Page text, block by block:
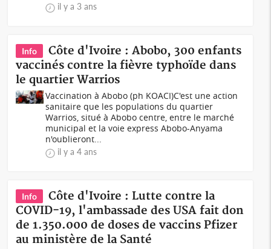
il y a 3 ans
Info
Côte d'Ivoire : Abobo, 300 enfants
vaccinés contre la fièvre typhoïde dans
le quartier Warrios
Vaccination à Abobo (ph KOACI)C'est une action
sanitaire que les populations du quartier
Warrios, situé à Abobo centre, entre le marché
municipal et la voie express Abobo-Anyama
n'oublieront...
il y a 4 ans
Info
Côte d'Ivoire : Lutte contre la
COVID-19, l'ambassade des USA fait don
de 1.350.000 de doses de vaccins Pfizer
au ministère de la Santé